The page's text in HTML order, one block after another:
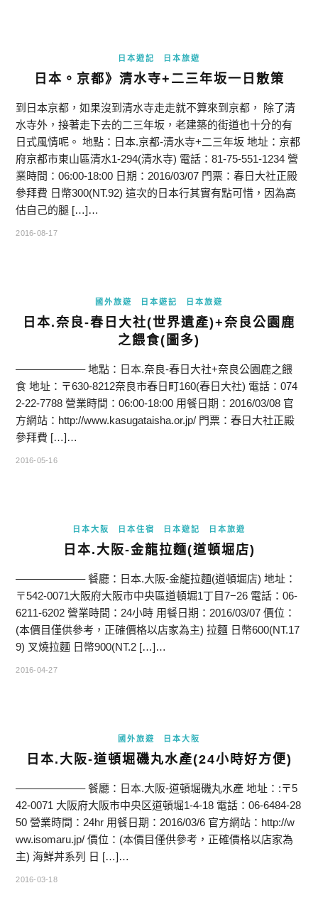
日本遊記 日本旅遊
日本。京都》清水寺+二三年坂一日散策
到日本京都，如果沒到清水寺走走就不算來到京都， 除了清
水寺外，接著走下去的二三年坂，老建築的街道也十分的有
日式風情呢。 地點：日本.京都-清水寺+二三年坂 地址：京都
府京都市東山區清水1-294(清水寺) 電話：81-75-551-1234 營
業時間：06:00-18:00 日期：2016/03/07 門票：春日大社正殿
參拜費 日幣300(NT.92) 這次的日本行其實有點可惜，因為高
估自己的腿 […]…
2016-08-17
國外旅遊 日本遊記 日本旅遊
日本.奈良-春日大社(世界遺產)+奈良公園鹿
之餵食(圖多)
——————– 地點：日本.奈良-春日大社+奈良公園鹿之餵
食 地址：〒630-8212奈良市春日町160(春日大社) 電話：074
2-22-7788 營業時間：06:00-18:00 用餐日期：2016/03/08 官
方網站：http://www.kasugataisha.or.jp/ 門票：春日大社正殿
參拜費 […]…
2016-05-16
日本大阪 日本住宿 日本遊記 日本旅遊
日本.大阪-金龍拉麵(道頓堀店)
——————– 餐廳：日本.大阪-金龍拉麵(道頓堀店) 地址：
〒542-0071大阪府大阪市中央區道頓堀1丁目7−26 電話：06-
6211-6202 營業時間：24小時 用餐日期：2016/03/07 價位：
(本價目僅供參考，正確價格以店家為主) 拉麵 日幣600(NT.17
9) 叉燒拉麵 日幣900(NT.2 […]…
2016-04-27
國外旅遊 日本大阪
日本.大阪-道頓堀磯丸水產(24小時好方便)
——————– 餐廳：日本.大阪-道頓堀磯丸水產 地址：:〒5
42-0071 大阪府大阪市中央区道頓堀1-4-18 電話：06-6484-28
50 營業時間：24hr 用餐日期：2016/03/6 官方網站：http://w
ww.isomaru.jp/ 價位：(本價目僅供參考，正確價格以店家為
主) 海鮮丼系列 日 […]…
2016-03-18